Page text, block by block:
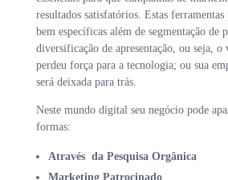
resultados satisfatórios. Estas
bem específicas além de segmentação de
diversificação de apresentação, ou seja,
perdeu força para a tecnologia; ou sua
será deixada para trás.
Neste mundo digital seu negócio pode
formas:
Através da Pesquisa Orgânica
Marketing Patrocinado